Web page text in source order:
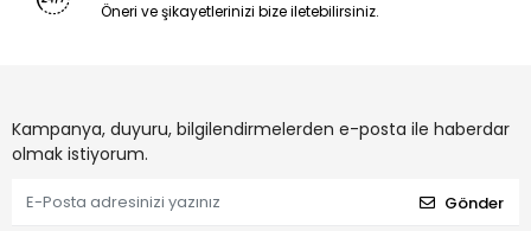
Öneri ve şikayetlerinizi bize iletebilirsiniz.
Kampanya, duyuru, bilgilendirmelerden e-posta ile haberdar
olmak istiyorum.
Gönder